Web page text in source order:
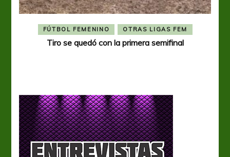
FÚTBOL FEMENINO OTRAS LIGAS FEM
Tiro se quedó con la primera semifinal